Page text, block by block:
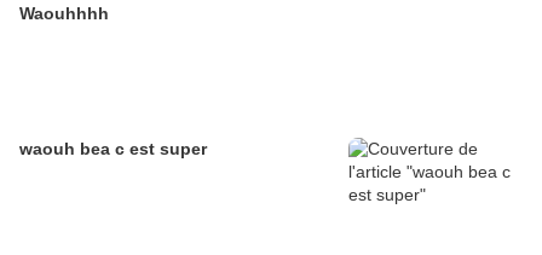
Waouhhhh
waouh bea c est super